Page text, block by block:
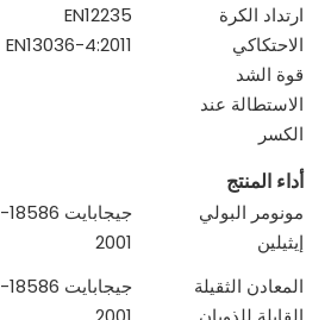
ارتداد الكرة
EN12235
الاحتكاكي
EN13036-4:2011
قوة الشد
الاستطالة عند
الكسر
أداء المنتج
مونومر البولي
إيثيلين
جيجابايت 18586-
2001
المعادن الثقيلة
جيجابايت 18586-